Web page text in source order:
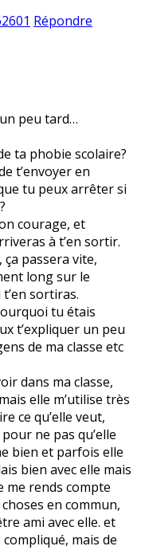
Répondre
peu tard…
ta phobie scolaire?
t’envoyer en
tu peux arrêter si
courage, et
à t’en sortir.
ça passera vite,
long sur le
sortiras.
tu étais
t’expliquer un peu
de ma classe etc
dans ma classe,
elle m’utilise très
ce qu’elle veut,
ne pas qu’elle
bien et parfois elle
bien avec elle mais
me rends compte
en commun,
ami avec elle. et
compliqué, mais de